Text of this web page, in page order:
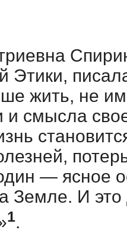
Этики,
жить, не
и смысла
— ясное
Земле. И
1.